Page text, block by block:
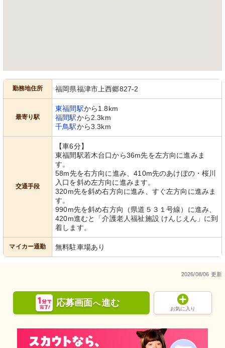
勤務地住所 福岡県福津市上西郷827-2
最寄り駅
東福間駅から1.8km
福間駅から2.3km
千鳥駅から3.3km
交通手段
【車6分】
東福間駅若木台口から36m先を左方向に進みま
す。
58m先を右方向に進み、410m先のあけぼの・桜川
入口を斜め左方向に進みます。
320m先を斜め右方向に進み、すぐ左方向に進みま
す。
990m先を斜め右方向（県道５３１号線）に進み、
420m進むと「介護老人福祉施設 けんじえん」に到
着します。
マイカー通勤 無料駐車場あり
2026/08/06 更新
応募画面へ進む
お気に入り